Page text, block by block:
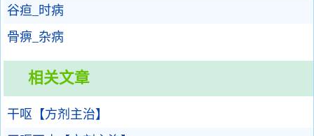
谷疸_时病
骨痹_杂病
相关文章
干呕【方剂主治】